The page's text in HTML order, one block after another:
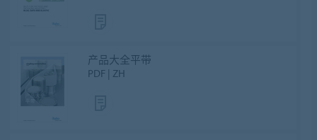
产品大全平带
PDF | ZH